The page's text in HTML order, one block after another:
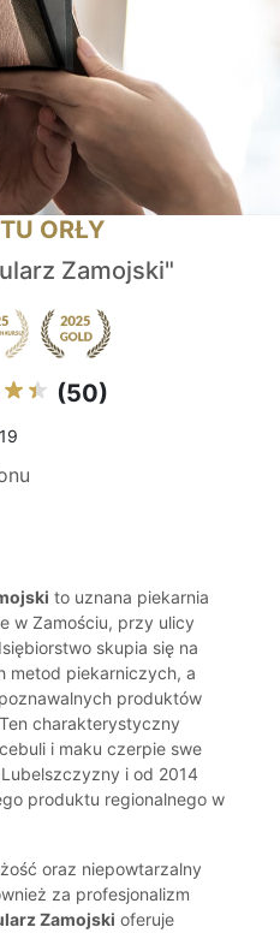
ORŁY
Zamojski"
(50)
to uznana piekarnia
w Zamościu, przy ulicy
skupia się na
metod piekarniczych, a
produktów
charakterystyczny
i maku czerpie swe
i od 2014
produktu regionalnego w
oraz niepowtarzalny
za profesjonalizm
Zamojski oferuje